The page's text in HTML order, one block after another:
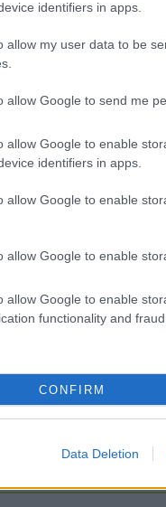
identifiers in apps.
allow my user data to be
allow Google to send me
allow Google to enable
identifiers in apps.
allow Google to enable
allow Google to enable
allow Google to enable
functionality and
CONFIRM
Data Deletion
vezető ebek
mentesek a
rendezvény nem
hatékonyságát
kihelyezett
talál, a
A HELYI
és orvosok
október 07. - 2020.